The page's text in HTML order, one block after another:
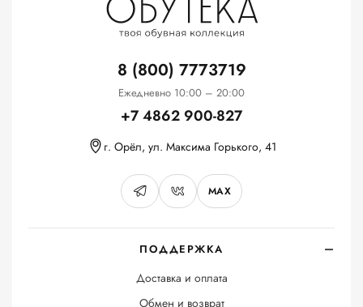
ПОДДЕРЖКА
Доставка и оплата
Обмен и возврат
8 (800) 7773719
Ежедневно 10:00 – 20:00
+7 4862 900-827
г. Орёл, ул. Максима Горького, 41
MAX